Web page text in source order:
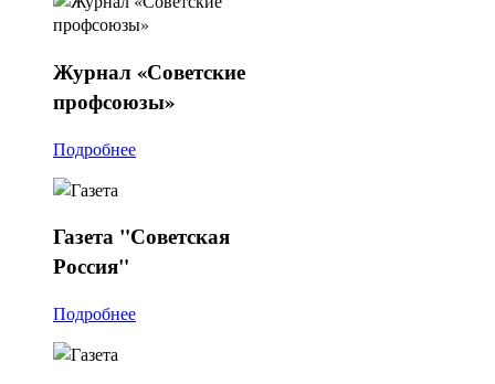
Журнал«Советские
профсоюзы»
Подробнее
Газета "Советская
Россия"
Подробнее